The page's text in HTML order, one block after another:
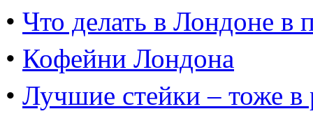
• Что делать в Лондоне в
• Кофейни Лондона
• Лучшие стейки – тоже в